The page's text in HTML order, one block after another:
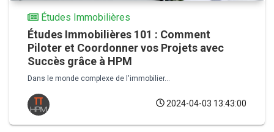
Études Immobilières
Études Immobilières 101 : Comment
Piloter et Coordonner vos Projets avec
Succès grâce à HPM
Dans le monde complexe de l'immobilier...
2024-04-03 13:43:00